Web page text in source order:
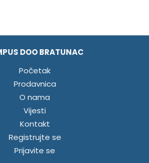
DOO BRATUNAC
Početak
Prodavnica
O nama
Vijesti
Kontakt
Registrujte se
Prijavite se